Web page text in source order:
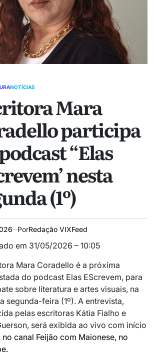
NOTÍCIAS
Mara
participa
“Elas
nesta
(1º)
PorRedação VIXFeed
em 31/05/2026 – 10:05
Mara Coradello é a próxima
do podcast Elas EScrevem, para
sobre literatura e artes visuais, na
segunda-feira (1º). A entrevista,
pelas escritoras Kátia Fialho e
será exibida ao vivo com início
no canal Feijão com Maionese, no